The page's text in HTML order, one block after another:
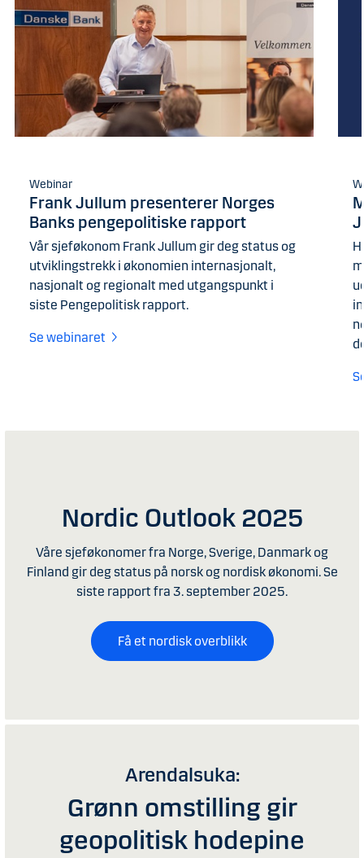
Webinar
Frank Jullum presenterer Norges
Banks pengepolitiske rapport
Vår sjeføkonom Frank Jullum gir deg status og
utviklingstrekk i økonomien internasjonalt,
nasjonalt og regionalt med utgangspunkt i
siste Pengepolitisk rapport.
Se webinaret
Nordic Outlook 2025
Våre sjeføkonomer fra Norge, Sverige, Danmark og
Finland gir deg status på norsk og nordisk økonomi. Se
siste rapport fra 3. september 2025.
Få et nordisk overblikk
Arendalsuka:
Grønn omstilling gir
geopolitisk hodepine